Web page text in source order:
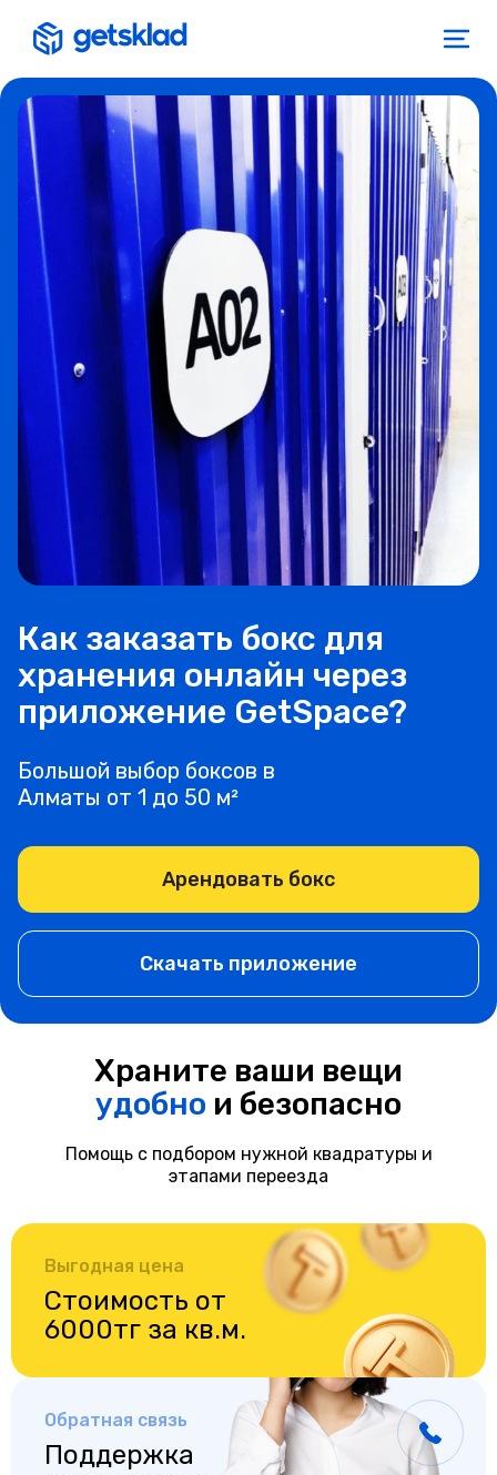
Как заказать бокс для
хранения онлайн через
приложение GetSpace?
Большой выбор боксов в
Алматы от 1 до 50 м²
Арендовать бокс
Скачать приложение
Храните ваши вещи
удобно и безопасно
Помощь с подбором нужной квадратуры и
этапами переезда
Выгодная цена
Стоимость от
6000тг за кв.м.
Обратная связь
Поддержка